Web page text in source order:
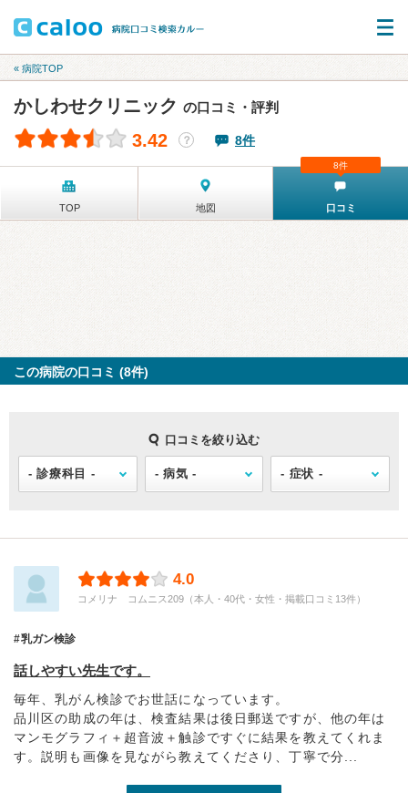
« 病院TOP
かしわせクリニック の口コミ・評判
3.42 ？ 8件
TOP 地図 口コミ
8件
この病院の口コミ (8件)
口コミを絞り込む
4.0
コメリナ コムニス209（本人・40代・女性・掲載口コミ13件）
乳ガン検診
話しやすい先生です。
毎年、乳がん検診でお世話になっています。
品川区の助成の年は、検査結果は後日郵送ですが、他の年は
マンモグラフィ＋超音波＋触診ですぐに結果を教えてくれま
す。説明も画像を見ながら教えてくださり、丁寧で分...